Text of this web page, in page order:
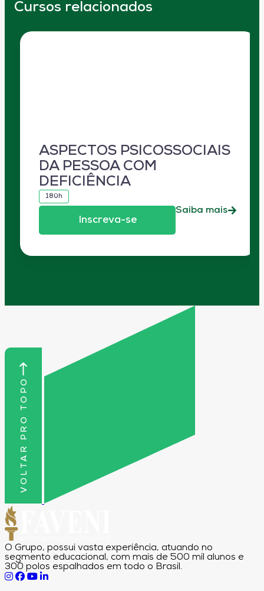
Cursos relacionados
ASPECTOS PSICOSSOCIAIS
DA PESSOA COM
DEFICIÊNCIA
180h
Inscreva-se
Saiba mais
VOLTAR PRO TOPO
O Grupo, possui vasta experiência, atuando no
segmento educacional, com mais de 500 mil alunos e
300 polos espalhados em todo o Brasil.